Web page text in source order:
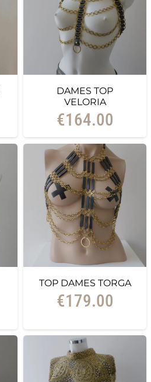
DAMES TOP
VELORIA
€164.00
TOP DAMES TORGA
€179.00